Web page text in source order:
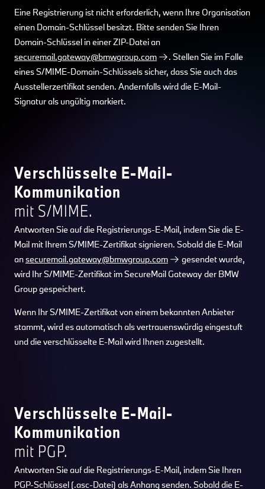
Eine Registrierung ist nicht erforderlich, wenn Ihre Organisation
einen Domain-Schlüssel besitzt. Bitte senden Sie Ihren
Domain-Schlüssel in einer ZIP-Datei an
securemail.gateway@bmwgroup.com
. Stellen Sie im Falle
eines S/MIME-Domain-Schlüssels sicher, dass Sie auch das
Ausstellerzertifikat senden. Andernfalls wird die E-Mail-
Signatur als ungültig markiert.
Verschlüsselte E-Mail-
Kommunikation
mit S/MIME.
Antworten Sie auf die Registrierungs-E-Mail, indem Sie die E-
Mail mit Ihrem S/MIME-Zertifikat signieren. Sobald die E-Mail
ansecuremail.gateway@bmwgroup.com
gesendet wurde,
wird Ihr S/MIME-Zertifikat im SecureMail Gateway der BMW
Group gespeichert.
Wenn Ihr S/MIME-Zertifikat von einem bekannten Anbieter
stammt, wird es automatisch als vertrauenswürdig eingestuft
und die verschlüsselte E-Mail wird Ihnen zugestellt.
Verschlüsselte E-Mail-
Kommunikation
mit PGP.
Antworten Sie auf die Registrierungs-E-Mail, indem Sie Ihren
PGP-Schlüssel (.asc-Datei) als Anhang senden. Sobald die E-